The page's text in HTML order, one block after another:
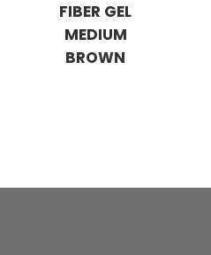
FIBER GEL
MEDIUM
BROWN